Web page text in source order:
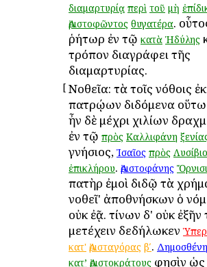
διαμαρτυρίᾳ περὶ τοῦ μὴ
Ἀριστοφῶντος θυγατέρα.
ῥήτωρ ἐν τῷ κατὰ Ἡδύλης
τρόπον διαγράφει τῆς
διαμαρτυρίας.
[ Νοθεῖα: τὰ τοῖς νόθοις
πατρῴων διδόμενα οὕτω
ἦν δὲ μέχρι χιλίων
ἐν τῷ πρὸς Καλλιφάνη
γνήσιος, Ἰσαῖος πρὸς
ἐπικλήρου. Ἀριστοφάνης Ὄρνισι
πατὴρ ἐμοὶ διδῷ τὰ
νοθεῖ' ἀποθνήσκων ὁ
οὐκ ἐᾷ. τίνων δ' οὐκ ἐξῆν
μετέχειν δεδήλωκεν
κατ' Ἀρισταγόρας βʹ.
κατ’ Ἀριστοκράτους φησὶν ὡς